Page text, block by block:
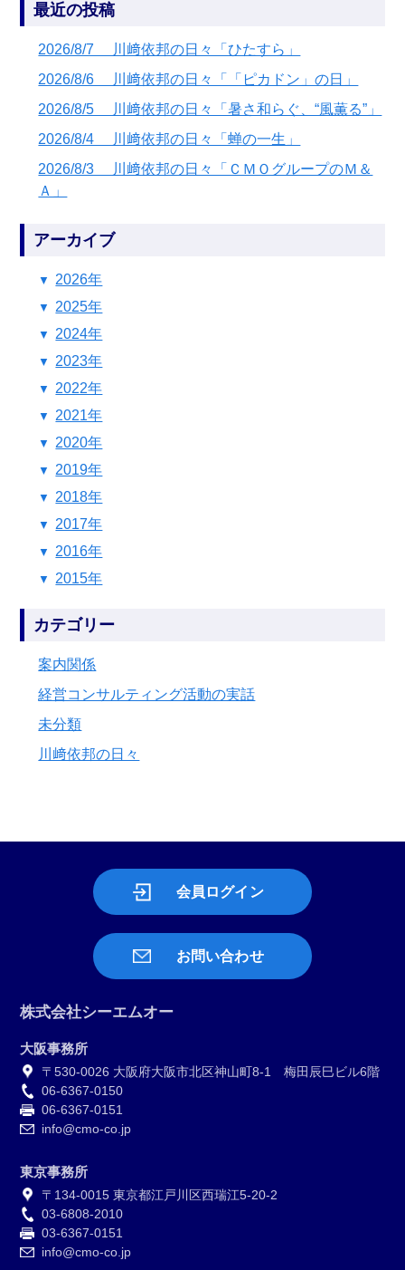
最近の投稿
2026/8/7 川﨑依邦の日々「ひたすら」
2026/8/6 川﨑依邦の日々「「ピカドン」の日」
2026/8/5 川﨑依邦の日々「暑さ和らぐ、“風薫る”」
2026/8/4 川﨑依邦の日々「蝉の一生」
2026/8/3 川﨑依邦の日々「ＣＭＯグループのＭ＆
Ａ」
アーカイブ
2026年
2025年
2024年
2023年
2022年
2021年
2020年
2019年
2018年
2017年
2016年
2015年
カテゴリー
案内関係
経営コンサルティング活動の実話
未分類
川﨑依邦の日々
会員ログイン
お問い合わせ
株式会社シーエムオー
大阪事務所
〒530-0026 大阪府大阪市北区神山町8-1 梅田辰巳ビル6階
06-6367-0150
06-6367-0151
info@cmo-co.jp
東京事務所
〒134-0015 東京都江戸川区西瑞江5-20-2
03-6808-2010
03-6367-0151
info@cmo-co.jp